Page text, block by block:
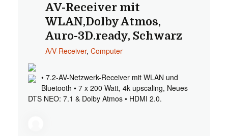
AV-Receiver mit
WLAN,Dolby Atmos,
Auro-3D.ready, Schwarz
A/V-Receiver, Computer
• 7.2-AV-Netzwerk-Receiver mit WLAN und
Bluetooth • 7 x 200 Watt, 4k upscaling, Neues
DTS NEO: 7.1 & Dolby Atmos • HDMI 2.0.